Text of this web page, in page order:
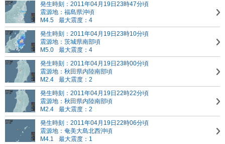
発生時刻：2011年04月19日23時47分頃
震源地：福島県沖頃
M4.5
最大震度：4
発生時刻：2011年04月19日23時10分頃
震源地：茨城県南部頃
M5.0
最大震度：4
発生時刻：2011年04月19日23時00分頃
震源地：秋田県内陸南部頃
M2.4
最大震度：2
発生時刻：2011年04月19日22時22分頃
震源地：秋田県内陸南部頃
M2.4
最大震度：2
発生時刻：2011年04月19日22時06分頃
震源地：奄美大島北西沖頃
M4.1
最大震度：1